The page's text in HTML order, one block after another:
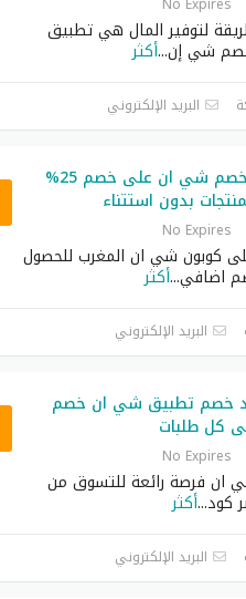
لتوفير المال هي تطبيق
شي إن...أكثر
البريد الإلكتروني
كوبون خصم شي ان على خصم 25%
بدون استتناء
No Expires
كوبون شي ان المغرب للحصول
اضافي...أكثر
البريد الإلكتروني
خصم تطبيق شي ان خصم
No Expires
ان فرصة رائعة للتسوق من
كود...أكثر
البريد الإلكتروني